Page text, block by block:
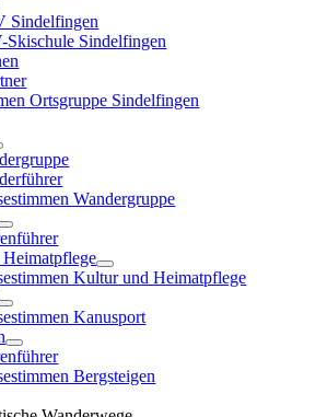
Sindelfingen
Skischule Sindelfingen
Ortsgruppe Sindelfingen
Wandergruppe
Kultur und Heimatpflege
Kanusport
Bergsteigen